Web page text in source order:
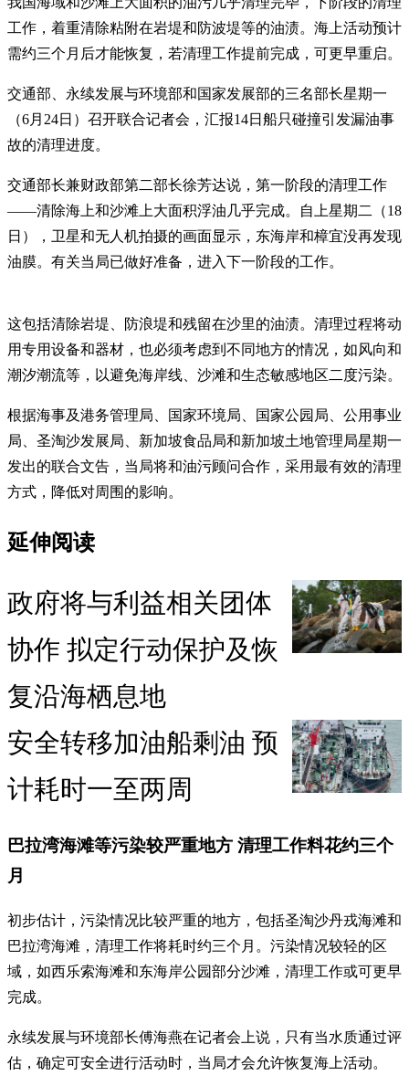
工作，着重清除粘附在岩堤和防波堤等的油渍。海上活动预计
需约三个月后才能恢复，若清理工作提前完成，可更早重启。
交通部、永续发展与环境部和国家发展部的三名部长星期一
（6月24日）召开联合记者会，汇报14日船只碰撞引发漏油事
故的清理进度。
交通部长兼财政部第二部长徐芳达说，第一阶段的清理工作
——清除海上和沙滩上大面积浮油几乎完成。自上星期二（18
日），卫星和无人机拍摄的画面显示，东海岸和樟宜没再发现
油膜。有关当局已做好准备，进入下一阶段的工作。
这包括清除岩堤、防浪堤和残留在沙里的油渍。清理过程将动
用专用设备和器材，也必须考虑到不同地方的情况，如风向和
潮汐潮流等，以避免海岸线、沙滩和生态敏感地区二度污染。
根据海事及港务管理局、国家环境局、国家公园局、公用事业
局、圣淘沙发展局、新加坡食品局和新加坡土地管理局星期一
发出的联合文告，当局将和油污顾问合作，采用最有效的清理
方式，降低对周围的影响。
延伸阅读
政府将与利益相关团体
协作 拟定行动保护及恢
复沿海栖息地
安全转移加油船剩油 预
计耗时一至两周
巴拉湾海滩等污染较严重地方 清理工作料花约三个
月
初步估计，污染情况比较严重的地方，包括圣淘沙丹戎海滩和
巴拉湾海滩，清理工作将耗时约三个月。污染情况较轻的区
域，如西乐索海滩和东海岸公园部分沙滩，清理工作或可更早
完成。
永续发展与环境部长傅海燕在记者会上说，只有当水质通过评
估，确定可安全进行活动时，当局才会允许恢复海上活动。